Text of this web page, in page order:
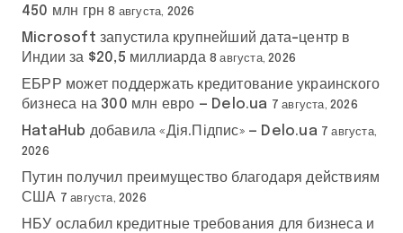
450 млн грн 8 августа, 2026
Microsoft запустила крупнейший дата-центр в
Индии за $20,5 миллиарда 8 августа, 2026
ЕБРР может поддержать кредитование украинского
бизнеса на 300 млн евро — Delo.ua 7 августа, 2026
HataHub добавила «Дія.Підпис» — Delo.ua 7 августа,
2026
Путин получил преимущество благодаря действиям
США 7 августа, 2026
НБУ ослабил кредитные требования для бизнеса и